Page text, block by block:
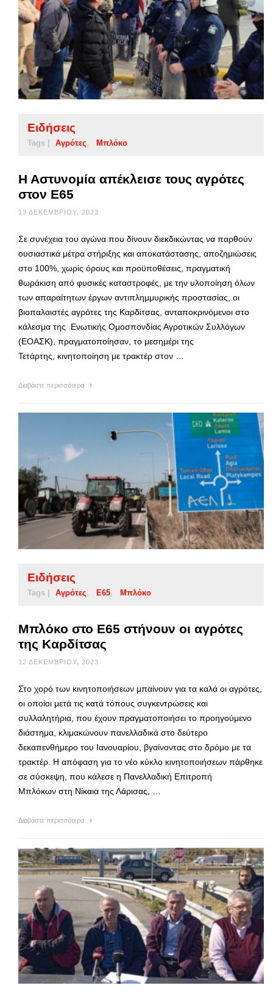
Ειδήσεις
Tags | Αγρότες Μπλόκο
Η Αστυνομία απέκλεισε τους αγρότες
στον Ε65
13 ΔΕΚΕΜΒΡΊΟΥ, 2023
Σε συνέχεια του αγώνα που δίνουν διεκδικώντας να παρθούν
ουσιαστικά μέτρα στήριξης και αποκατάστασης, αποζημιώσεις
στο 100%, χωρίς όρους και προϋποθέσεις, πραγματική
θωράκιση από φυσικές καταστροφές, με την υλοποίηση όλων
των απαραίτητων έργων αντιπλημμυρικής προστασίας, οι
βιοπαλαιστές αγρότες της Καρδίτσας, ανταποκρινόμενοι στο
κάλεσμα της Ενωτικής Ομοσπονδίας Αγροτικών Συλλόγων
(ΕΟΑΣΚ), πραγματοποίησαν, το μεσημέρι της
Τετάρτης, κινητοποίηση με τρακτέρ στον …
Διαβάστε περισσότερα
Ειδήσεις
Tags | Αγρότες Ε65 Μπλόκο
Μπλόκο στο Ε65 στήνουν οι αγρότες
της Καρδίτσας
12 ΔΕΚΕΜΒΡΊΟΥ, 2023
Στο χορό των κινητοποιήσεων μπαίνουν για τα καλά οι αγρότες,
οι οποίοι μετά τις κατά τόπους συγκεντρώσεις και
συλλαλητήρια, που έχουν πραγματοποιήσει το προηγούμενο
διάστημα, κλιμακώνουν πανελλαδικά στο δεύτερο
δεκαπενθήμερο του Ιανουαρίου, βγαίνοντας στο δρόμο με τα
τρακτέρ. Η απόφαση για το νέο κύκλο κινητοποιήσεων πάρθηκε
σε σύσκεψη, που κάλεσε η Πανελλαδική Επιτροπή
Μπλόκων στη Νίκαια της Λάρισας, …
Διαβάστε περισσότερα